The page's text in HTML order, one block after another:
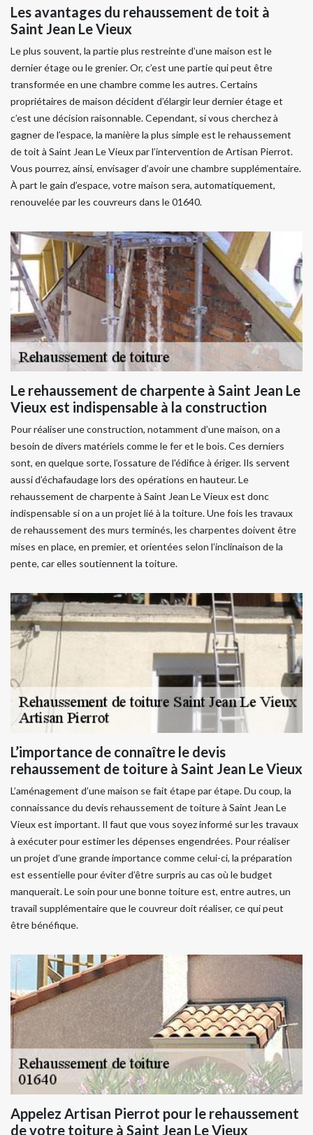
Les avantages du rehaussement de toit à
Saint Jean Le Vieux
Le plus souvent, la partie plus restreinte d’une maison est le
dernier étage ou le grenier. Or, c’est une partie qui peut être
transformée en une chambre comme les autres. Certains
propriétaires de maison décident d’élargir leur dernier étage et
c’est une décision raisonnable. Cependant, si vous cherchez à
gagner de l’espace, la manière la plus simple est le rehaussement
de toit à Saint Jean Le Vieux par l’intervention de Artisan Pierrot.
Vous pourrez, ainsi, envisager d’avoir une chambre supplémentaire.
À part le gain d’espace, votre maison sera, automatiquement,
renouvelée par les couvreurs dans le 01640.
Le rehaussement de charpente à Saint Jean Le
Vieux est indispensable à la construction
Pour réaliser une construction, notamment d’une maison, on a
besoin de divers matériels comme le fer et le bois. Ces derniers
sont, en quelque sorte, l’ossature de l'édifice à ériger. Ils servent
aussi d’échafaudage lors des opérations en hauteur. Le
rehaussement de charpente à Saint Jean Le Vieux est donc
indispensable si on a un projet lié à la toiture. Une fois les travaux
de rehaussement des murs terminés, les charpentes doivent être
mises en place, en premier, et orientées selon l’inclinaison de la
pente, car elles soutiennent la toiture.
L’importance de connaître le devis
rehaussement de toiture à Saint Jean Le Vieux
L’aménagement d’une maison se fait étape par étape. Du coup, la
connaissance du devis rehaussement de toiture à Saint Jean Le
Vieux est important. Il faut que vous soyez informé sur les travaux
à exécuter pour estimer les dépenses engendrées. Pour réaliser
un projet d’une grande importance comme celui-ci, la préparation
est essentielle pour éviter d’être surpris au cas où le budget
manquerait. Le soin pour une bonne toiture est, entre autres, un
travail supplémentaire que le couvreur doit réaliser, ce qui peut
être bénéfique.
Appelez Artisan Pierrot pour le rehaussement
de votre toiture à Saint Jean Le Vieux